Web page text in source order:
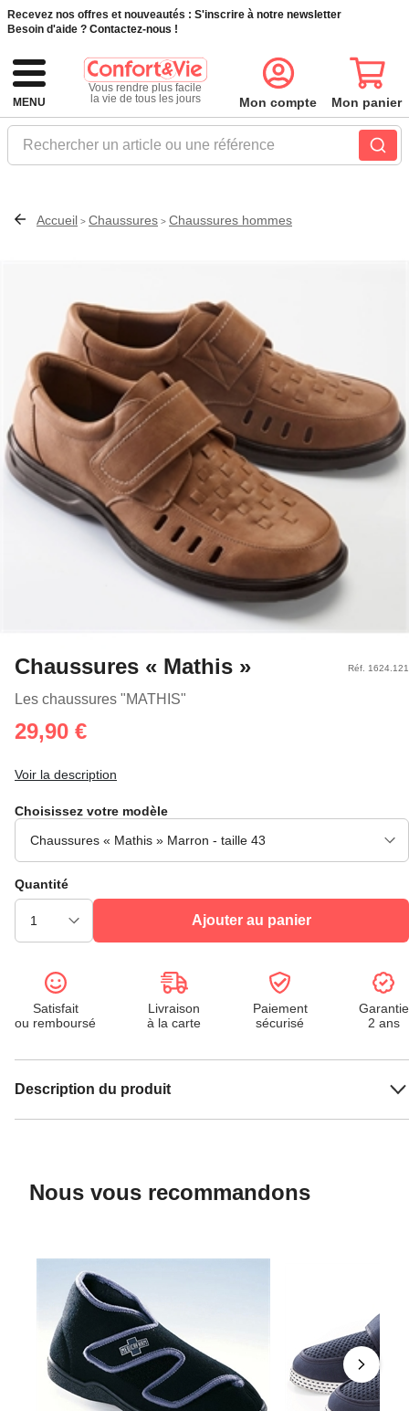
Recevez nos offres et nouveautés : S'inscrire à notre newsletter
Besoin d'aide ? Contactez-nous !
MENU
Vous rendre plus facile
la vie de tous les jours
Rechercher un article ou une référence
Mon compte Mon panier
Accueil > Chaussures > Chaussures hommes
Chaussures « Mathis »
Les chaussures "MATHIS"
Réf. 1624.121
29,90 €
Voir la description
Choisissez votre modèle
Quantité
Ajouter au panier
Satisfait
ou remboursé
Livraison
à la carte
Paiement
sécurisé
Garantie
2 ans
Description du produit
Nous vous recommandons